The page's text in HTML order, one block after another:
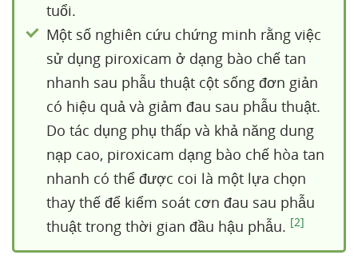
tuổi.
Một số nghiên cứu chứng minh rằng việc
sử dụng piroxicam ở dạng bào chế tan
nhanh sau phẫu thuật cột sống đơn giản
có hiệu quả và giảm đau sau phẫu thuật.
Do tác dụng phụ thấp và khả năng dung
nạp cao, piroxicam dạng bào chế hòa tan
nhanh có thể được coi là một lựa chọn
thay thế để kiểm soát cơn đau sau phẫu
thuật trong thời gian đầu hậu phẫu. [2]